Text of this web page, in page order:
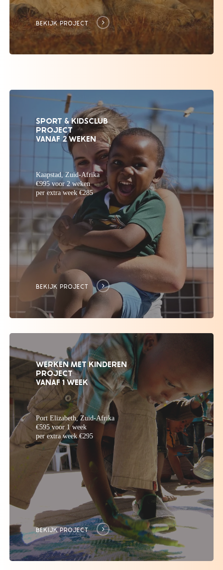
BEKIJK PROJECT
SPORT & KIDSCLUB
PROJECT
VANAF 2 WEKEN
Kaapstad, Zuid-Afrika
€995 voor 2 weken
per extra week €285
BEKIJK PROJECT
WERKEN MET KINDEREN
PROJECT
VANAF 1 WEEK
Port Elizabeth, Zuid-Afrika
€595 voor 1 week
per extra week €295
BEKIJK PROJECT